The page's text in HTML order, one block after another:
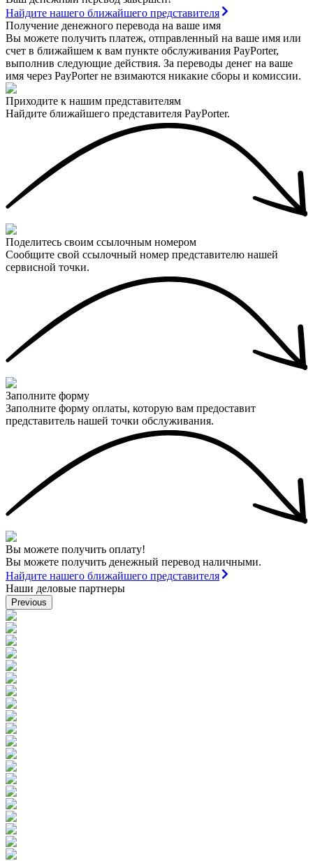
Найдите нашего ближайшего представителя
Получение денежного перевода на ваше имя
Вы можете получить платеж, отправленный на ваше имя или
счет в ближайшем к вам пункте обслуживания PayPorter,
выполнив следующие действия. За переводы денег на ваше
имя через PayPorter не взимаются никакие сборы и комиссии.
Приходите к нашим представителям
Найдите ближайшего представителя PayPorter.
Поделитесь своим ссылочным номером
Сообщите свой ссылочный номер представителю нашей
сервисной точки.
Заполните форму
Заполните форму оплаты, которую вам предоставит
представитель нашей точки обслуживания.
Вы можете получить оплату!
Вы можете получить денежный перевод наличными.
Найдите нашего ближайшего представителя
Наши деловые партнеры
Previous